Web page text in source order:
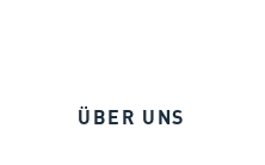
ÜBER UNS